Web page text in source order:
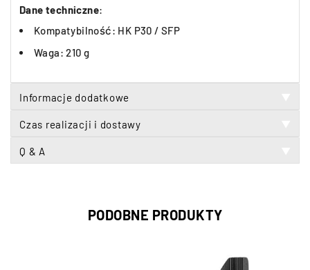
Dane techniczne:
Kompatybilność: HK P30 / SFP
Waga: 210 g
Informacje dodatkowe
Czas realizacji i dostawy
Q & A
PODOBNE PRODUKTY